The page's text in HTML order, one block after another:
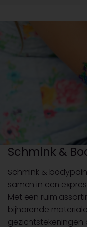
Schmink &
Schmink &
samen in een
Met een ruim
bijhorende
gezichtstekeningen